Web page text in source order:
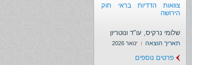
צוואות הדדיות בראי חוק
הירושה
שלומי נרקיס, עו"ד ונוטריון
תאריך הוצאה ינואר 2026
פרטים נוספים